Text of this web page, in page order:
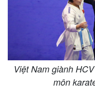
Việt Nam giành
môn